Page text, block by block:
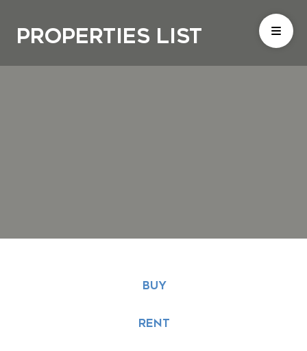
Properties List
BUY
RENT